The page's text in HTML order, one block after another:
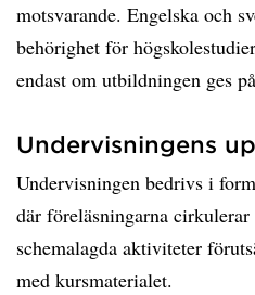
motsvarande. Engelska och
behörighet för
endast om utbildningen ges
Undervisningens
Undervisningen bedrivs i
där föreläsningarna
schemalagda aktiviteter
med kursmaterialet.